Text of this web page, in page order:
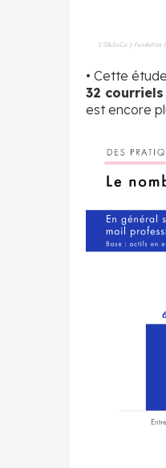
• Cette
32
est encore